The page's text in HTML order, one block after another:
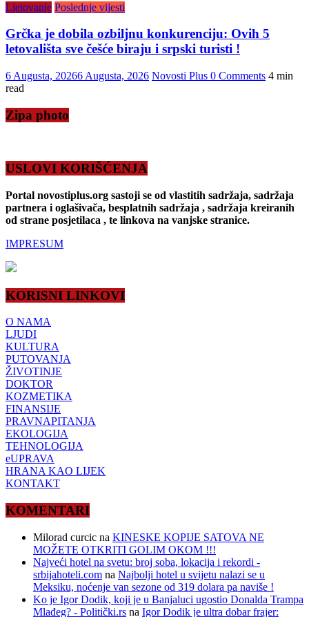
Ljetovanje Poslednje vijesti
Grčka je dobila ozbiljnu konkurenciju: Ovih 5
letovališta sve češće biraju i srpski turisti !
6 Augusta, 20266 Augusta, 2026 Novosti Plus 0 Comments 4 min
read
Zipa photo
USLOVI KORIŠĆENJA
Portal novostiplus.org sastoji se od vlastitih sadržaja, sadržaja
partnera i oglašivača, besplatnih sadržaja , sadržaja kreiranih
od strane posjetilaca , te linkova na vanjske stranice.
IMPRESUM
KORISNI LINKOVI
O NAMA
LJUDI
KULTURA
PUTOVANJA
ŽIVOTINJE
DOKTOR
KOZMETIKA
FINANSIJE
PRAVNAPITANJA
EKOLOGIJA
TEHNOLOGIJA
eUPRAVA
HRANA KAO LIJEK
KONTAKT
KOMENTARI
Milorad curcic na KINESKE KOPIJE SATOVA NE
MOŽETE OTKRITI GOLIM OKOM !!!
Najveći hotel na svetu: broj soba, lokacija i rekordi -
srbijahoteli.com na Najbolji hotel u svijetu nalazi se u
Meksiku, noćenje van sezone od 319 dolara pa naviše !
Ko je Igor Dodik, koji je u Banjaluci ugostio Donalda Trampa
Mlađeg? - Politički.rs na Igor Dodik je ultra dobar frajer: